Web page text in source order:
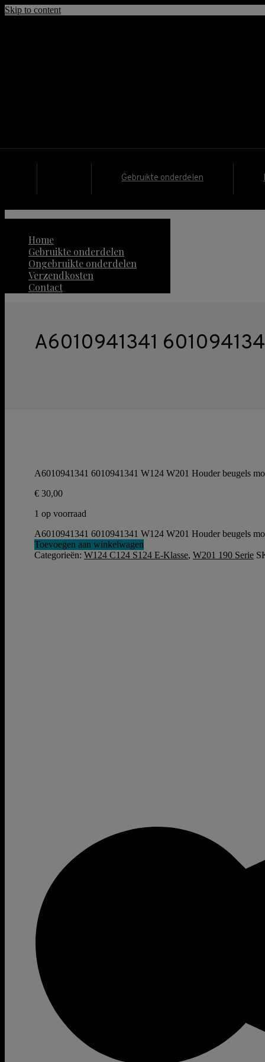
Skip to content
Gebruikte onderdelen
Home
Gebruikte onderdelen
Ongebruikte onderdelen
Verzendkosten
Contact
A6010941341
A6010941341 6010941341 W124 W201 Houder beugels
€ 30,00
1 op voorraad
A6010941341 6010941341 W124 W201 Houder beugels
Toevoegen aan winkelwagen
Categorieën: W124 C124 S124 E-Klasse, W201 190 Serie